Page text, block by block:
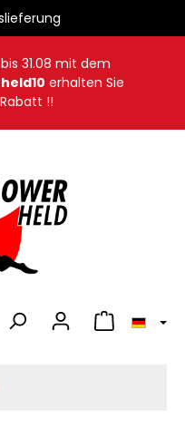
bis 31.08 mit dem
erhalten Sie
!!
Warenkorb